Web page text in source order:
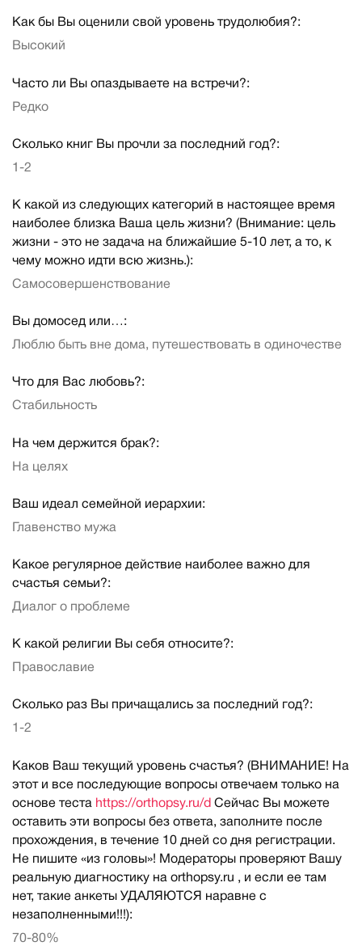
Как бы Вы оценили свой уровень трудолюбия?:
Высокий
Часто ли Вы опаздываете на встречи?:
Редко
Сколько книг Вы прочли за последний год?:
1-2
К какой из следующих категорий в настоящее время
наиболее близка Ваша цель жизни? (Внимание: цель
жизни - это не задача на ближайшие 5-10 лет, а то, к
чему можно идти всю жизнь.):
Самосовершенствование
Вы домосед или…:
Люблю быть вне дома, путешествовать в одиночестве
Что для Вас любовь?:
Стабильность
На чем держится брак?:
На целях
Ваш идеал семейной иерархии:
Главенство мужа
Какое регулярное действие наиболее важно для
счастья семьи?:
Диалог о проблеме
К какой религии Вы себя относите?:
Православие
Сколько раз Вы причащались за последний год?:
1-2
Каков Ваш текущий уровень счастья? (ВНИМАНИЕ! На
этот и все последующие вопросы отвечаем только на
основе теста https://orthopsy.ru/d Сейчас Вы можете
оставить эти вопросы без ответа, заполните после
прохождения, в течение 10 дней со дня регистрации.
Не пишите «из головы»! Модераторы проверяют Вашу
реальную диагностику на orthopsy.ru , и если ее там
нет, такие анкеты УДАЛЯЮТСЯ наравне с
незаполненными!!!):
70-80%